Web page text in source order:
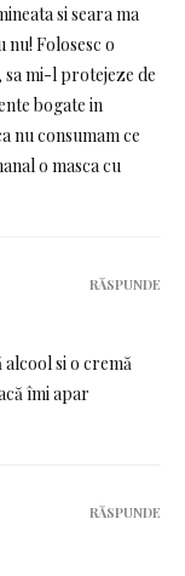
si seara ma
Folosesc o
mi-l protejeze de
bogate in
nu consumam ce
o masca cu
si o cremă
îmi apar
RĂSPUNDE
RĂSPUNDE